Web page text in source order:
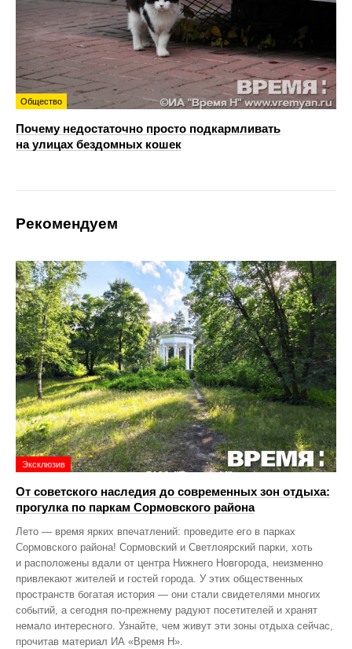
Общество
Почему недостаточно просто подкармливать
на улицах бездомных кошек
Рекомендуем
Эксклюзив
От советского наследия до современных зон отдыха:
прогулка по паркам Сормовского района
Лето — время ярких впечатлений: проведите его в парках
Сормовского района! Сормовский и Светлоярский парки, хоть
и расположены вдали от центра Нижнего Новгорода, неизменно
привлекают жителей и гостей города. У этих общественных
пространств богатая история — они стали свидетелями многих
событий, а сегодня по‑прежнему радуют посетителей и хранят
немало интересного. Узнайте, чем живут эти зоны отдыха сейчас,
прочитав материал ИА «Время Н».